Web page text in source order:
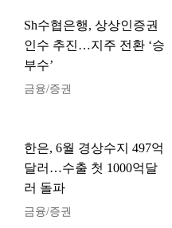
Sh수협은행, 상상인증권
인수 추진…지주 전환 ‘승
부수’
금융/증권
한은, 6월 경상수지 497억
달러…수출 첫 1000억달
러 돌파
금융/증권